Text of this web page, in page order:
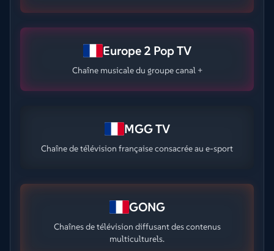
Europe 2 Pop TV
Chaîne musicale du groupe canal +
MGG TV
Chaîne de télévision française consacrée au e-sport
GONG
Chaînes de télévision diffusant des contenus
multiculturels.